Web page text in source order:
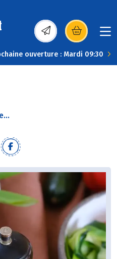
(s’ouvre dans une
ouverture : Mardi 09:30